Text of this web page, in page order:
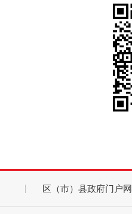
区（市）县政府门户